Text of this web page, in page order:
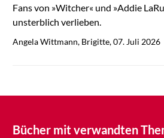
Fans von »Witcher« und »Addie
unsterblich verlieben.
Angela Wittmann, Brigitte, 07. Juli 2026
Bücher mit verwandten